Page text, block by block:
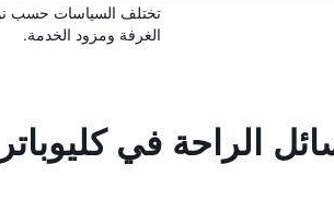
تختلف السياسات حسب
الغرفة ومزود الخدمة.
الراحة في